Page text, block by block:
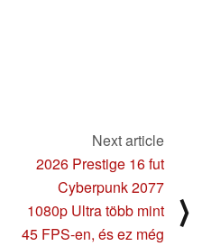
Next article
2026 Prestige 16 fut
Cyberpunk 2077
1080p Ultra több mint
45 FPS-en, és ez még
⟩